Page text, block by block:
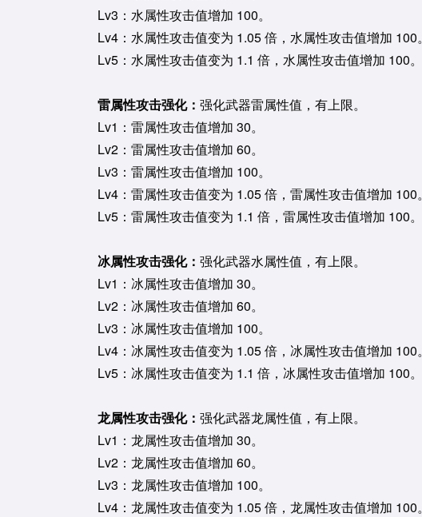
Lv3：水属性攻击值增加 100。
Lv4：水属性攻击值变为 1.05 倍，水属性攻击值增加 100。
Lv5：水属性攻击值变为 1.1 倍，水属性攻击值增加 100。
雷属性攻击强化： 强化武器雷属性值，有上限。
Lv1：雷属性攻击值增加 30。
Lv2：雷属性攻击值增加 60。
Lv3：雷属性攻击值增加 100。
Lv4：雷属性攻击值变为 1.05 倍，雷属性攻击值增加 100。
Lv5：雷属性攻击值变为 1.1 倍，雷属性攻击值增加 100。
冰属性攻击强化： 强化武器水属性值，有上限。
Lv1：冰属性攻击值增加 30。
Lv2：冰属性攻击值增加 60。
Lv3：冰属性攻击值增加 100。
Lv4：冰属性攻击值变为 1.05 倍，冰属性攻击值增加 100。
Lv5：冰属性攻击值变为 1.1 倍，冰属性攻击值增加 100。
龙属性攻击强化： 强化武器龙属性值，有上限。
Lv1：龙属性攻击值增加 30。
Lv2：龙属性攻击值增加 60。
Lv3：龙属性攻击值增加 100。
Lv4：龙属性攻击值变为 1.05 倍，龙属性攻击值增加 100。